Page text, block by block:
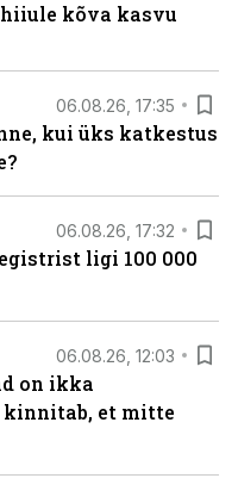
kõva kasvu
06.08.26, 17:35
kui üks katkestus
06.08.26, 17:32
ligi 100 000
06.08.26, 12:03
on ikka
et mitte